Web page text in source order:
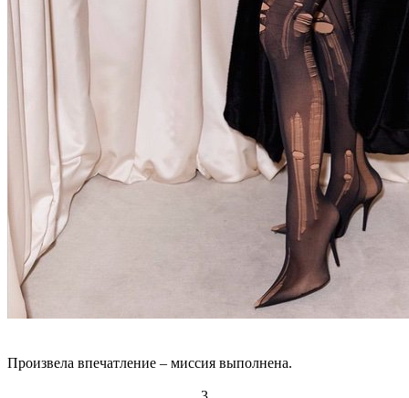
Произвела впечатление – миссия выполнена.